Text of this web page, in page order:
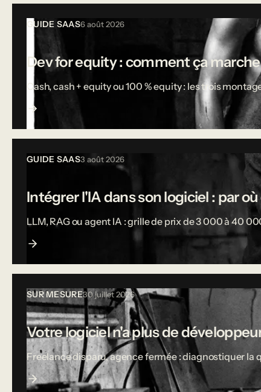
GUIDE SAAS6 août 2026
Dev for equity : comment ça
Cash, cash + equity ou 100 % equity : les trois
GUIDE SAAS3 août 2026
Intégrer l'IA dans son logiciel : par
LLM, RAG ou agent IA : grille de prix de 3 000 à 40
SUR MESURE30 juillet 2026
Votre logiciel n'a plus de
Freelance disparu, agence fermée : diagnostiquer la